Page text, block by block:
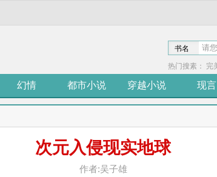
书名
热门搜素： 完
幻情 都市小说 穿越小说 现言
次元入侵现实地球
作者:吴子雄